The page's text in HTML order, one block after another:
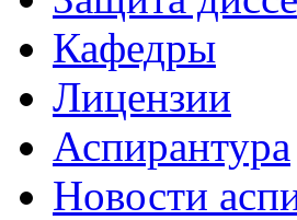
Кафедры
Лицензии
Аспирантура
Новости